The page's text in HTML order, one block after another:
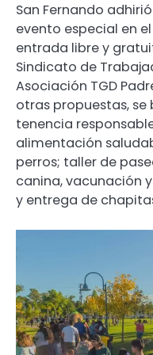
San Fernando
evento especial en
entrada libre y
Sindicato de
Asociación TGD
otras propuestas,
tenencia
alimentación
perros; taller de
canina, vacunación
y entrega de